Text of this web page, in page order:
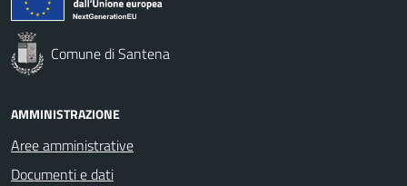
Comune di Santena
AMMINISTRAZIONE
Aree amministrative
Documenti e dati